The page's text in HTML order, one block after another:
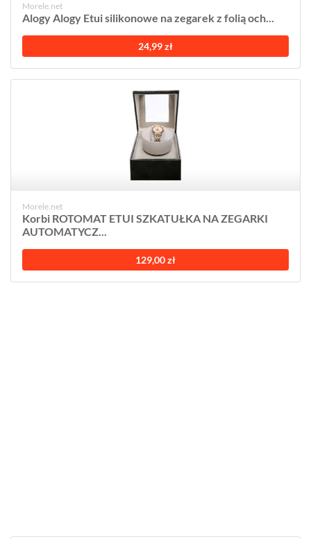
Morele.net
Alogy Alogy Etui silikonowe na zegarek z folią och...
24,99 zł
Morele.net
Korbi ROTOMAT ETUI SZKATUŁKA NA ZEGARKI
AUTOMATYCZ...
129,00 zł